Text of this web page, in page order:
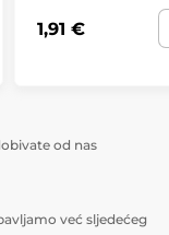
1,91 €
od nas
već sljedećeg